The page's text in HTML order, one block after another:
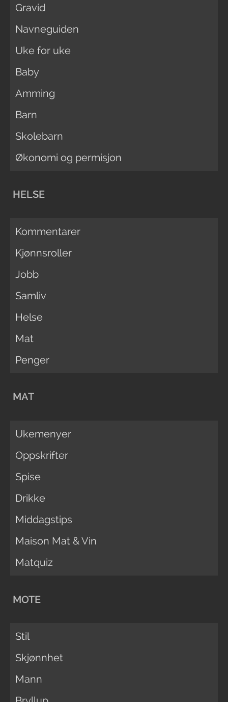
Gravid
Navneguiden
Uke for uke
Baby
Amming
Barn
Skolebarn
Økonomi og permisjon
HELSE
Kommentarer
Kjønnsroller
Jobb
Samliv
Helse
Mat
Penger
MAT
Ukemenyer
Oppskrifter
Spise
Drikke
Middagstips
Maison Mat & Vin
Matquiz
MOTE
Stil
Skjønnhet
Mann